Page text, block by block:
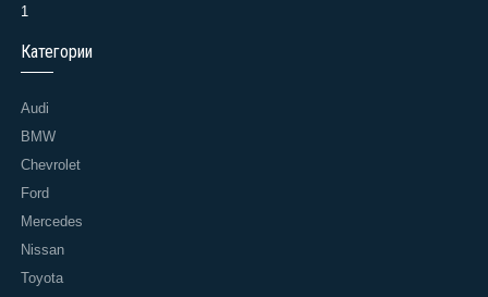
1
Категории
Audi
BMW
Chevrolet
Ford
Mercedes
Nissan
Toyota